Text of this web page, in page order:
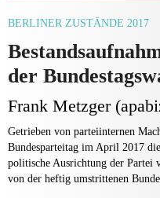
BERLINER ZUSTÄNDE 2017
der
Frank Metzger
Getrieben von parteiinternen
Bundesparteitag im April 2017
politische Ausrichtung der Partei
von der heftig umstrittenen